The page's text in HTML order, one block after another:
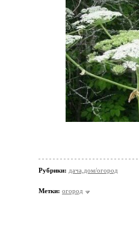
Рубрики: дача,дом/огород
Метки: огород